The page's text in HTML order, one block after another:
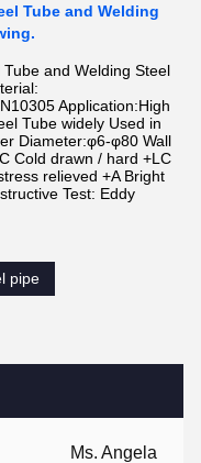
Ms. Angela
Tube and Welding
and Welding Steel
Application:High
Tube widely Used in
Diameter:φ6-φ80 Wall
Cold drawn / hard +LC
relieved +A Bright
Test: Eddy
pipe